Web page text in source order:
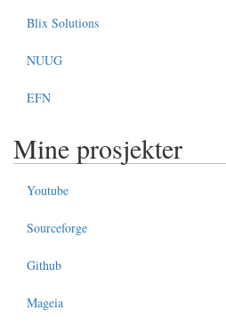
Blix Solutions
NUUG
EFN
Mine prosjekter
Youtube
Sourceforge
Github
Mageia